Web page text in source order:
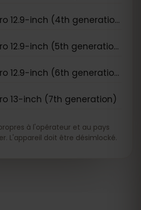
Apple iPad Pro 12.9-inch (4th generation)
Apple iPad Pro 12.9-inch (5th generation)
Apple iPad Pro 12.9-inch (6th generation)
13-inch (7th generation)
à l'opérateur et au pays
L'appareil doit être désimlocké.